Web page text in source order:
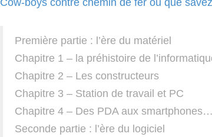
Cow-boys contre chemin de fer ou que
Première partie : l’ère du matériel
Chapitre 1 – la préhistoire de
Chapitre 2 – Les constructeurs
Chapitre 3 – Station de travail et PC
Chapitre 4 – Des PDA aux
Seconde partie : l’ère du logiciel